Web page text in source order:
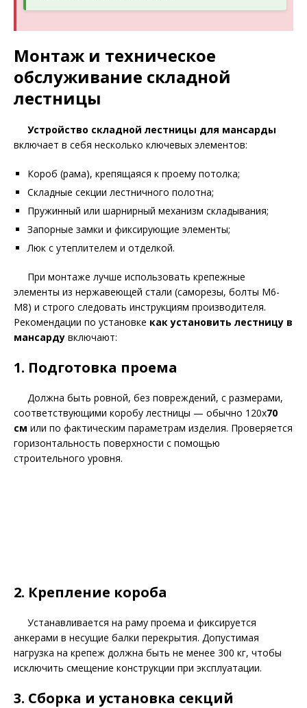
Монтаж и техническое
обслуживание складной
лестницы
Устройство складной лестницы для мансарды
включает в себя несколько ключевых элементов:
Короб (рама), крепящаяся к проему потолка;
Складные секции лестничного полотна;
Пружинный или шарнирный механизм складывания;
Запорные замки и фиксирующие элементы;
Люк с утеплителем и отделкой.
При монтаже лучше использовать крепежные
элементы из нержавеющей стали (саморезы, болты M6-
M8) и строго следовать инструкциям производителя.
Рекомендации по установке как установить лестницу в
мансарду включают:
1. Подготовка проема
Должна быть ровной, без повреждений, с размерами,
соответствующими коробу лестницы — обычно 120x70
см или по фактическим параметрам изделия. Проверяется
горизонтальность поверхности с помощью
строительного уровня.
2. Крепление короба
Устанавливается на раму проема и фиксируется
анкерами в несущие балки перекрытия. Допустимая
нагрузка на крепеж должна быть не менее 300 кг, чтобы
исключить смещение конструкции при эксплуатации.
3. Сборка и установка секций